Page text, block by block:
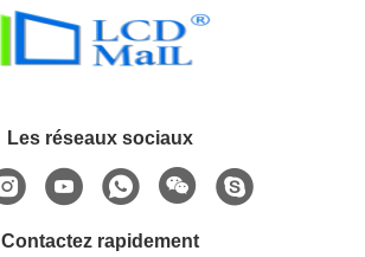
Les réseaux sociaux
Contactez rapidement